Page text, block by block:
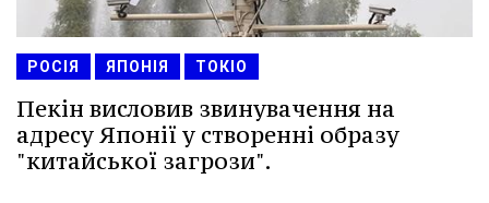
РОСІЯ ЯПОНІЯ ТОКІО
Пекін висловив звинувачення на
адресу Японії у створенні образу
"китайської загрози".